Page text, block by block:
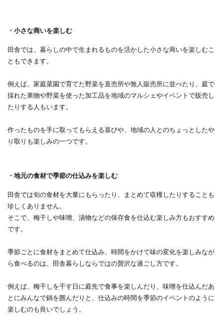
・小さな商いを楽しむ
田舎では、暮らしの中で生まれるものを活かした小さな商いを楽しむこ
ともできます。
例えば、家庭菜園で育てた野菜を直売所や無人販売所に並べたり、庭で
採れた果物や野菜を使った加工品を地域のマルシェやイベントで販売し
たりする人もいます。
作ったものを手に取ってもらえる喜びや、地域の人とのちょっとしたや
り取りも楽しみの一つです。
・地元の食材で季節の仕込みを楽しむ
田舎では旬の食材を大量にもらったり、まとめて収穫したりすることも
珍しくありません。
そこで、梅干しや味噌、漬物などの保存食を仕込む楽しみ方もおすすめ
です。
季節ごとに食材をまとめて仕込み、時間をかけて味の変化を楽しみなが
ら食べるのは、田舎暮らしならではの贅沢な過ごし方です。
例えば、梅干しを干す日に庭先で食事を楽しんだり、味噌を仕込んだあ
とにみんなで鍋を囲んだりと、仕込みの時間を季節のイベントのように
楽しむのも良いでしょう。